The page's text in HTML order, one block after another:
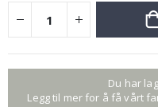
Du har
Legg til mer for å få vårt